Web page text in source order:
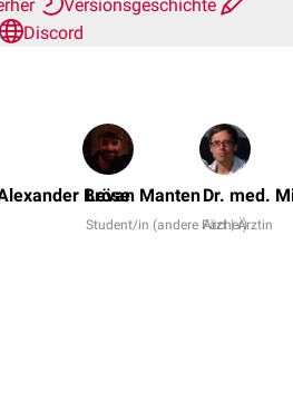
Versionsgeschichte
Discord
Bröse
Levan Manten
Student/in (andere Fächer)
Dr. med.
Arzt | Ärztin